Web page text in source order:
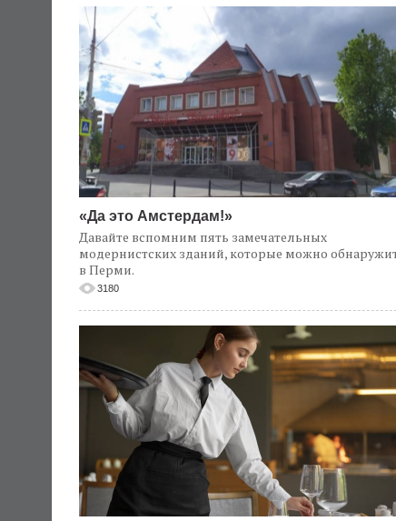
«Да это Амстердам!»
Давайте вспомним пять замечательных
модернистских зданий, которые можно
в Перми.
3180